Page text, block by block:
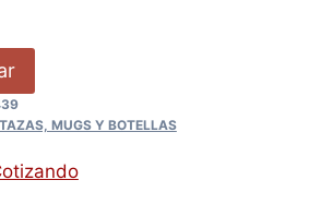
TAZAS, MUGS Y BOTELLAS